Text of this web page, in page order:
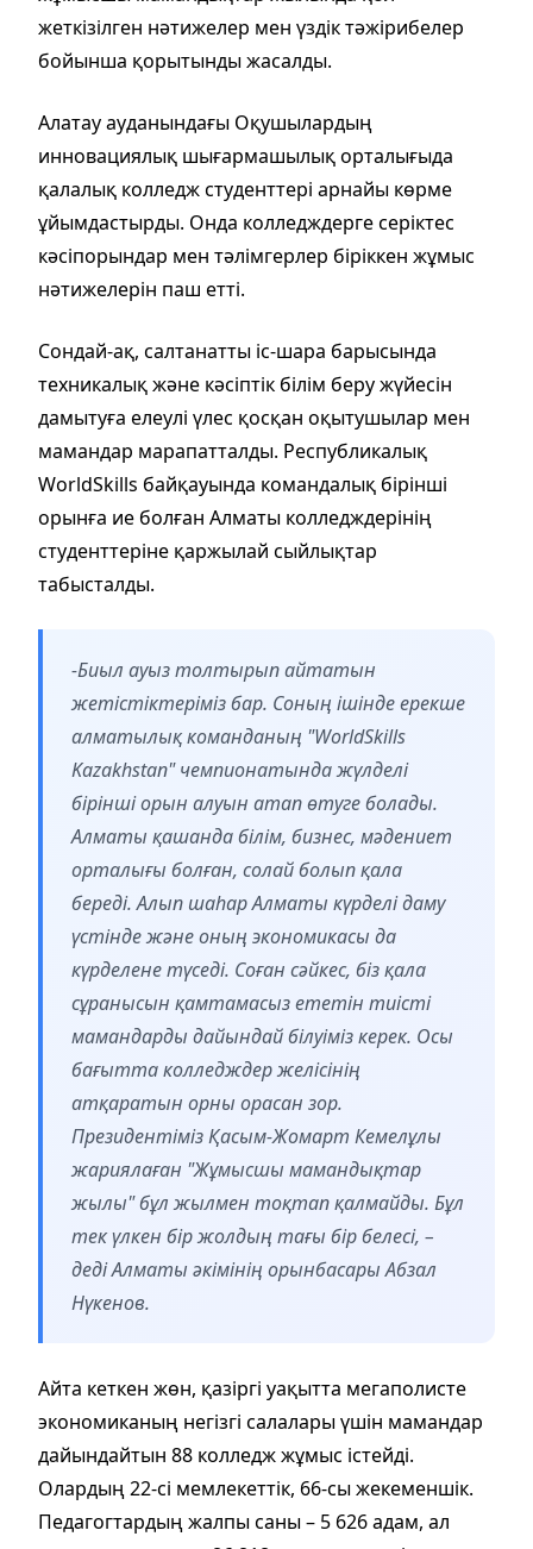
жеткізілген нәтижелер мен үздік тәжірибелер
бойынша қорытынды жасалды.
Алатау ауданындағы Оқушылардың
инновациялық шығармашылық орталығыда
қалалық колледж студенттері арнайы көрме
ұйымдастырды. Онда колледждерге серіктес
кәсіпорындар мен тәлімгерлер біріккен жұмыс
нәтижелерін паш етті.
Сондай-ақ, салтанатты іс-шара барысында
техникалық және кәсіптік білім беру жүйесін
дамытуға елеулі үлес қосқан оқытушылар мен
мамандар марапатталды. Республикалық
WorldSkills байқауында командалық бірінші
орынға ие болған Алматы колледждерінің
студенттеріне қаржылай сыйлықтар
табысталды.
-Биыл ауыз толтырып айтатын
жетістіктеріміз бар. Соның ішінде ерекше
алматылық команданың "WorldSkills
Kazakhstan" чемпионатында жүлделі
бірінші орын алуын атап өтуге болады.
Алматы қашанда білім, бизнес, мәдениет
орталығы болған, солай болып қала
береді. Алып шаһар Алматы күрделі даму
үстінде және оның экономикасы да
күрделене түседі. Соған сәйкес, біз қала
сұранысын қамтамасыз ететін тиісті
мамандарды дайындай білуіміз керек. Осы
бағытта колледждер желісінің
атқаратын орны орасан зор.
Президентіміз Қасым-Жомарт Кемелұлы
жариялаған "Жұмысшы мамандықтар
жылы" бұл жылмен тоқтап қалмайды. Бұл
тек үлкен бір жолдың тағы бір белесі, –
деді Алматы әкімінің орынбасары Абзал
Нүкенов.
Айта кеткен жөн, қазіргі уақытта мегаполисте
экономиканың негізгі салалары үшін мамандар
дайындайтын 88 колледж жұмыс істейді.
Олардың 22-сі мемлекеттік, 66-сы жекеменшік.
Педагогтардың жалпы саны – 5 626 адам, ал